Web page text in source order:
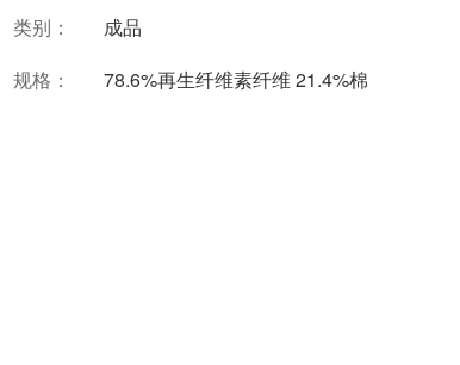
类别：
成品
规格：
78.6%再生纤维素纤维 21.4%棉